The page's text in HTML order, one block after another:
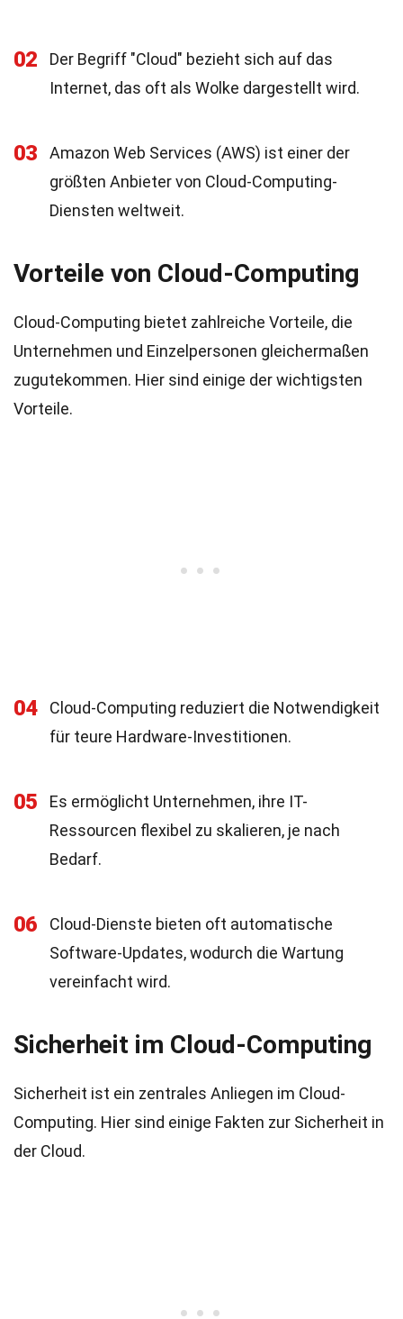
02
Der Begriff "Cloud" bezieht sich auf das
Internet, das oft als Wolke dargestellt wird.
03
Amazon Web Services (AWS) ist einer der
größten Anbieter von Cloud-Computing-
Diensten weltweit.
Vorteile von Cloud-Computing
Cloud-Computing bietet zahlreiche Vorteile, die
Unternehmen und Einzelpersonen gleichermaßen
zugutekommen. Hier sind einige der wichtigsten
Vorteile.
04
Cloud-Computing reduziert die Notwendigkeit
für teure Hardware-Investitionen.
05
Es ermöglicht Unternehmen, ihre IT-
Ressourcen flexibel zu skalieren, je nach
Bedarf.
06
Cloud-Dienste bieten oft automatische
Software-Updates, wodurch die Wartung
vereinfacht wird.
Sicherheit im Cloud-Computing
Sicherheit ist ein zentrales Anliegen im Cloud-
Computing. Hier sind einige Fakten zur Sicherheit in
der Cloud.